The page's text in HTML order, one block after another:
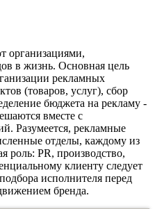
организациями,
в жизнь. Основная цель
рекламных
(товаров, услуг), сбор
бюджета на рекламу -
вместе с
Разумеется, рекламные
отделы, каждому из
роль: PR, производство,
клиенту следует
исполнителя перед
бренда.